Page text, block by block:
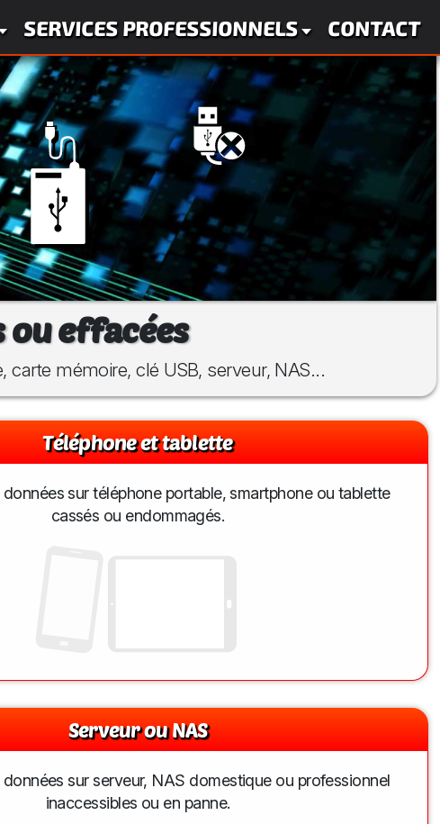
SERVICES PROFESSIONNELS CONTACT
ou effacées
mémoire, clé USB, serveur, NAS...
Téléphone et tablette
sur téléphone portable, smartphone ou tablette
cassés ou endommagés.
Serveur ou NAS
sur serveur, NAS domestique ou professionnel
inaccessibles ou en panne.